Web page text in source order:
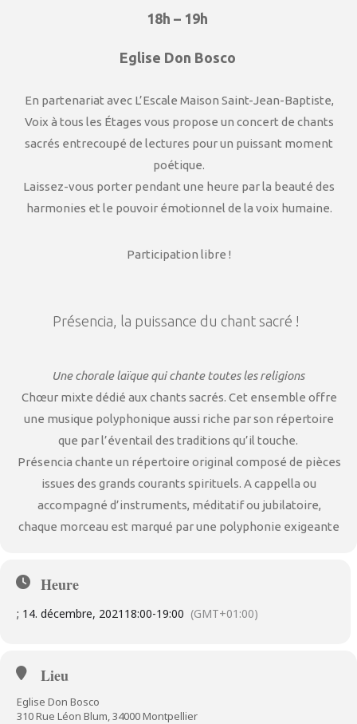
18h – 19h
Eglise Don Bosco
En partenariat avec L’Escale Maison Saint-Jean-Baptiste,
Voix à tous les Étages vous propose un concert de chants
sacrés entrecoupé de lectures pour un puissant moment
poétique.
Laissez-vous porter pendant une heure par la beauté des
harmonies et le pouvoir émotionnel de la voix humaine.
Participation libre !
Présencia, la puissance du chant sacré !
Une chorale laïque qui chante toutes les religions
Chœur mixte dédié aux chants sacrés. Cet ensemble offre
une musique polyphonique aussi riche par son répertoire
que par l’éventail des traditions qu’il touche.
Présencia chante un répertoire original composé de pièces
issues des grands courants spirituels. A cappella ou
accompagné d’instruments, méditatif ou jubilatoire,
chaque morceau est marqué par une polyphonie exigeante
Heure
; 14. décembre, 2021 18:00-19:00 (GMT+01:00)
Lieu
Eglise Don Bosco
310 Rue Léon Blum, 34000 Montpellier